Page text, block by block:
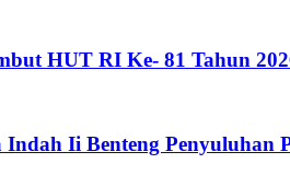
HUT RI Ke- 81 Tahun
Indah Ii Benteng Penyuluhan